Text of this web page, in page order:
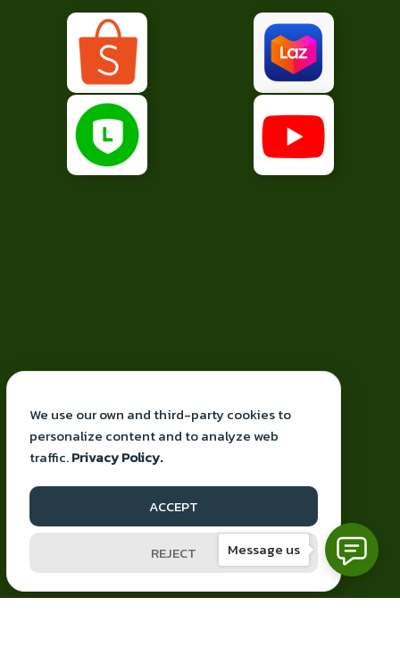
Proudly powered by knbiz
Facebook
YouTube
Mail
Message us
We use our own and third-party cookies to
personalize content and to analyze web
traffic.Privacy Policy.
ACCEPT
REJECT